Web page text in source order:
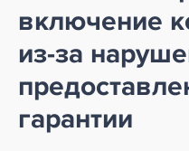
включение
из-за
гарантии